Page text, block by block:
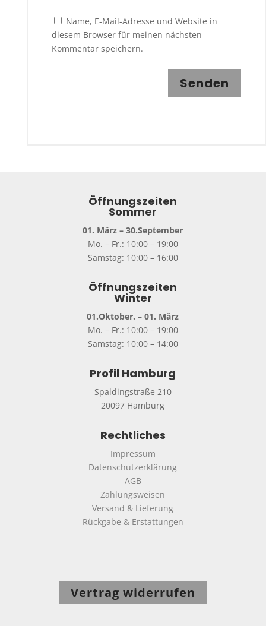
Name, E-Mail-Adresse und Website in
diesem Browser für meinen nächsten
Kommentar speichern.
Senden
Öffnungszeiten
Sommer
01. März – 30.September
Mo. – Fr.: 10:00 – 19:00
Samstag: 10:00 – 16:00
Öffnungszeiten
Winter
01.Oktober. – 01. März
Mo. – Fr.: 10:00 – 19:00
Samstag: 10:00 – 14:00
Profil Hamburg
Spaldingstraße 210
20097 Hamburg
Rechtliches
Impressum
Datenschutzerklärung
AGB
Zahlungsweisen
Versand & Lieferung
Rückgabe & Erstattungen
Vertrag widerrufen